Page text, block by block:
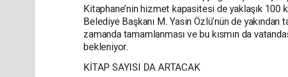
Kitaphane’nin hizmet kapasitesi de yaklaşık 100
Belediye Başkanı M. Yasin Özlü’nün de
zamanda tamamlanması ve bu kısmın da
bekleniyor.
KİTAP SAYISI DA ARTACAK